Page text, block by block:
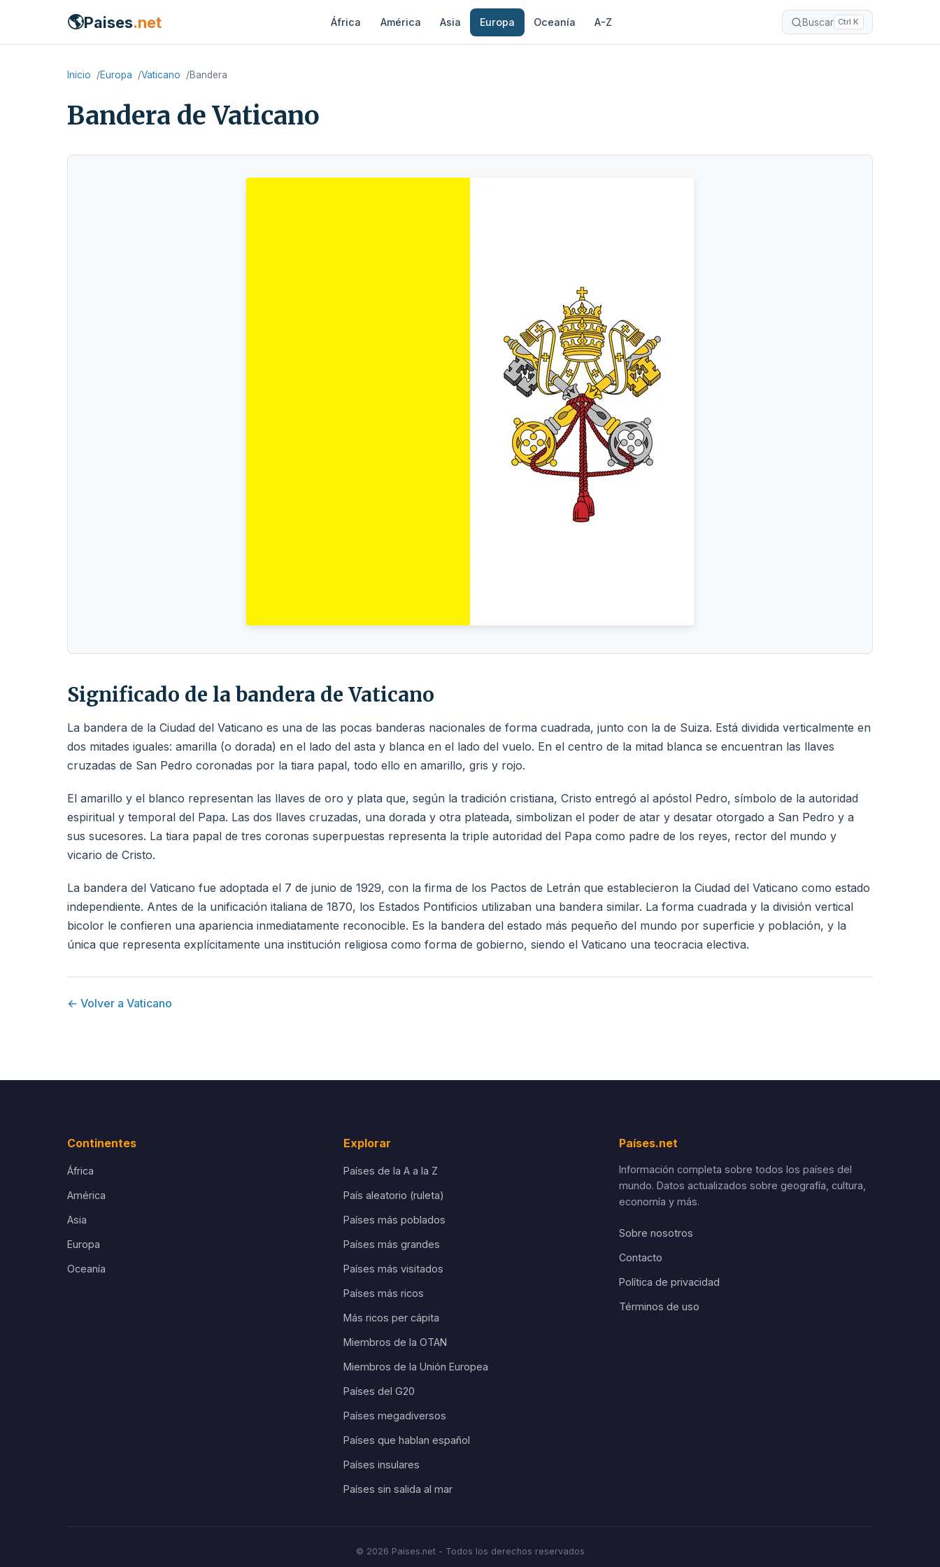
🌎Paises.net África América Asia Europa Oceanía A-Z Buscar Ctrl K
Inicio Europa Vaticano Bandera
Bandera de Vaticano
Significado de la bandera de Vaticano
La bandera de la Ciudad del Vaticano es una de las pocas banderas nacionales de forma cuadrada, junto con la de Suiza. Está dividida verticalmente en
dos mitades iguales: amarilla (o dorada) en el lado del asta y blanca en el lado del vuelo. En el centro de la mitad blanca se encuentran las llaves
cruzadas de San Pedro coronadas por la tiara papal, todo ello en amarillo, gris y rojo.
El amarillo y el blanco representan las llaves de oro y plata que, según la tradición cristiana, Cristo entregó al apóstol Pedro, símbolo de la autoridad
espiritual y temporal del Papa. Las dos llaves cruzadas, una dorada y otra plateada, simbolizan el poder de atar y desatar otorgado a San Pedro y a
sus sucesores. La tiara papal de tres coronas superpuestas representa la triple autoridad del Papa como padre de los reyes, rector del mundo y
vicario de Cristo.
La bandera del Vaticano fue adoptada el 7 de junio de 1929, con la firma de los Pactos de Letrán que establecieron la Ciudad del Vaticano como estado
independiente. Antes de la unificación italiana de 1870, los Estados Pontificios utilizaban una bandera similar. La forma cuadrada y la división vertical
bicolor le confieren una apariencia inmediatamente reconocible. Es la bandera del estado más pequeño del mundo por superficie y población, y la
única que representa explícitamente una institución religiosa como forma de gobierno, siendo el Vaticano una teocracia electiva.
← Volver a Vaticano
Continentes
África
América
Asia
Europa
Oceanía
Explorar
Países de la A a la Z
País aleatorio (ruleta)
Países más poblados
Países más grandes
Países más visitados
Países más ricos
Más ricos per cápita
Miembros de la OTAN
Miembros de la Unión Europea
Países del G20
Países megadiversos
Países que hablan español
Países insulares
Países sin salida al mar
Países.net
Información completa sobre todos los países del
mundo. Datos actualizados sobre geografía, cultura,
economía y más.
Sobre nosotros
Contacto
Política de privacidad
Términos de uso
© 2026 Paises.net - Todos los derechos reservados